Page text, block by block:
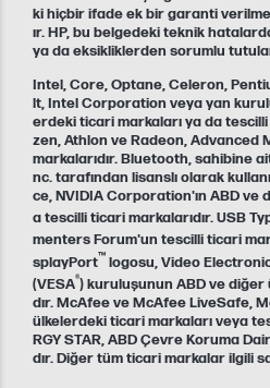
ki hiçbir ifade ek bir garanti
ır. HP, bu belgedeki teknik
ya da eksikliklerden sorumlu
Intel, Core, Optane, Celeron,
lt, Intel Corporation veya yan
erdeki ticari markaları ya da tescilli
zen, Athlon ve Radeon, Advanced
markalarıdır. Bluetooth, sahibine
nc. tarafından lisanslı olarak
ce, NVIDIA Corporation'ın ABD
a tescilli ticari markalarıdır. USB
menters Forum'un tescilli ticari
splayPort™ logosu, Video
(VESA®) kuruluşunun ABD ve
dır. McAfee ve McAfee LiveSafe,
ülkelerdeki ticari markaları veya
RGY STAR, ABD Çevre Koruma
dır. Diğer tüm ticari markalar ilgili